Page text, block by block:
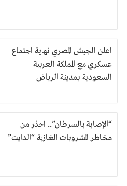
اعلن الجيش المصري نهاية اجتماع
عسكري مع المملكة العربية
السعودية بمدينة الرياض
“الإصابة بالسرطان”.. احذر من
مخاطر المشروبات الغازية “الدايت”